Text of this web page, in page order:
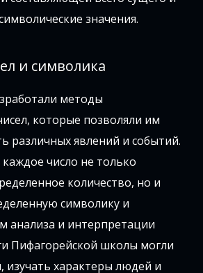
значения.
и символика
методы
которые позволяли им
различных явлений и событий.
число не только
количество, но и
символику и
анализа и интерпретации
Пифагорейской школы могли
изучать характеры людей и